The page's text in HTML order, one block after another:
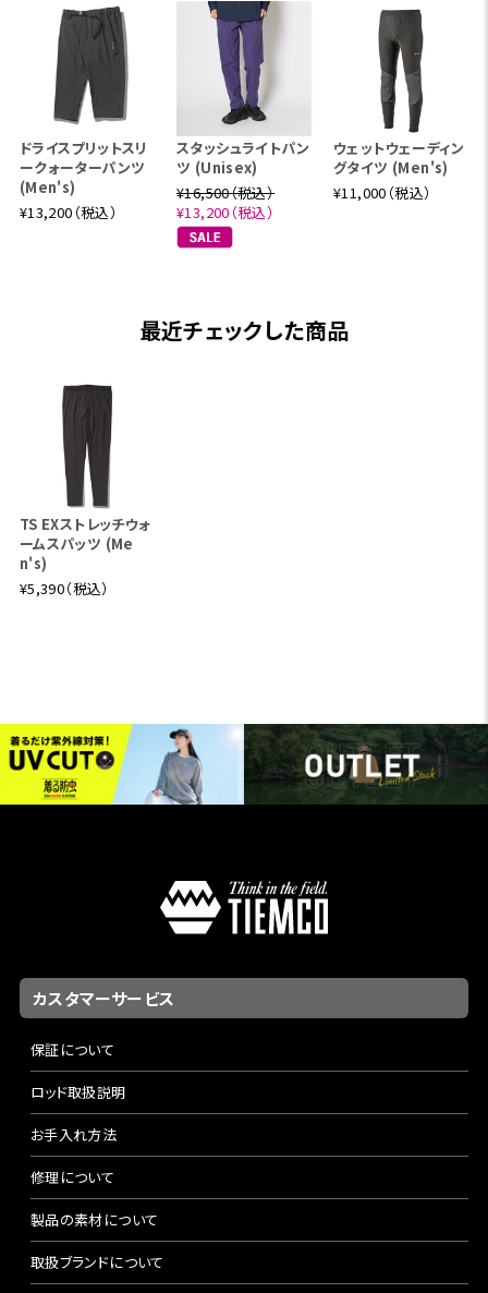
ドライスプリットスリ
ークォーターパンツ
(Men's)
¥13,200（税込）
スタッシュライトパン
ツ (Unisex)
¥16,500（税込）
¥13,200（税込）
ウェットウェーディン
グタイツ (Men's)
¥11,000（税込）
最近チェックした商品
TS EXストレッチウォ
ームスパッツ (Me
n's)
¥5,390（税込）
カスタマーサービス
保証について
ロッド取扱説明
お手入れ方法
修理について
製品の素材について
取扱ブランドについて